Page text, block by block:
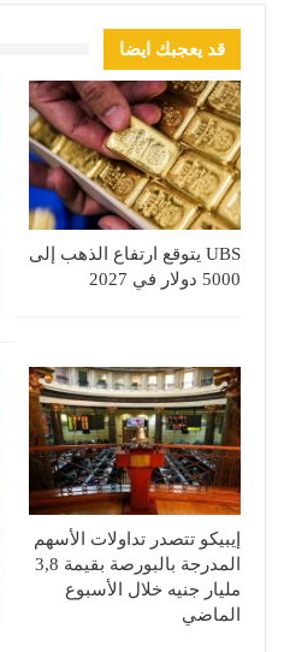
قد يعجبك ايضا
UBS يتوقع ارتفاع الذهب إلى
5000 دولار في 2027
إيبيكو تتصدر تداولات الأسهم
المدرجة بالبورصة بقيمة 3,8
مليار جنيه خلال الأسبوع
الماضي